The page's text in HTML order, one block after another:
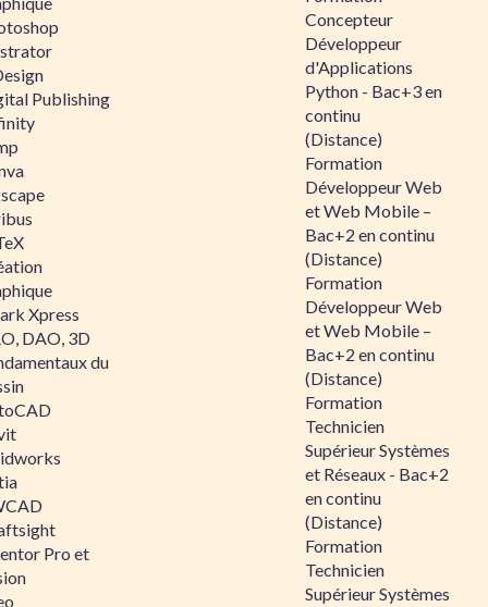
Publishing
Xpress
DAO, 3D
du
Pro et
Concepteur
Développeur
d'Applications
Python - Bac+3 en
continu
(Distance)
Formation
Développeur Web
et Web Mobile –
Bac+2 en continu
(Distance)
Formation
Développeur Web
et Web Mobile –
Bac+2 en continu
(Distance)
Formation
Technicien
Supérieur Systèmes
et Réseaux - Bac+2
en continu
(Distance)
Formation
Technicien
Supérieur Systèmes